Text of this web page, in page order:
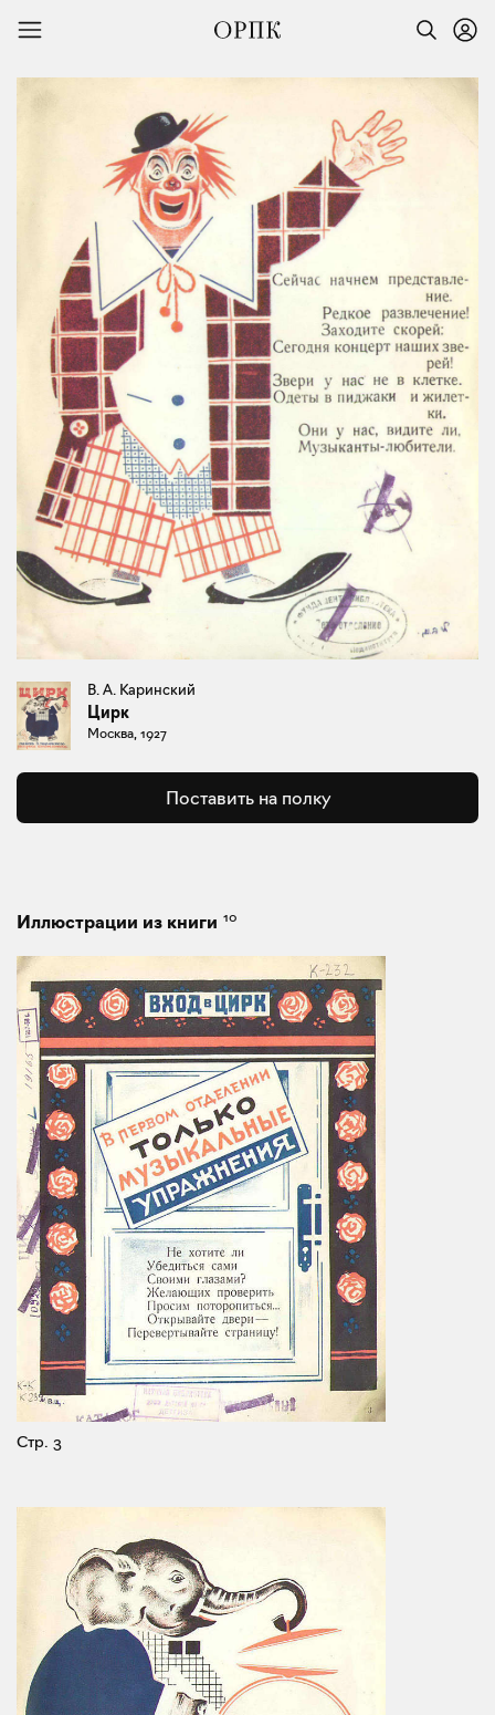
В. А. Каринский
Цирк
Москва, 1927
Поставить на полку
Иллюстрации из книги 10
Стр. 3